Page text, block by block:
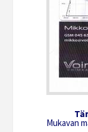
Mukavan